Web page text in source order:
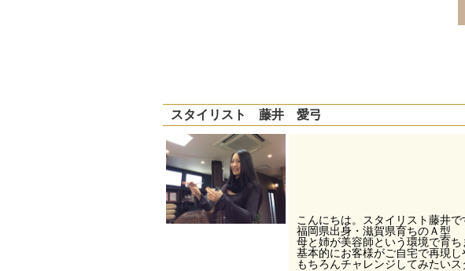
スタイリスト 藤井 愛弓
こんにちは。スタイリスト藤井で
福岡県出身・滋賀県育ちのＡ型
母と姉が美容師という環境で育ち
基本的にお客様がご自宅で再現
もちろんチャレンジしてみたいス